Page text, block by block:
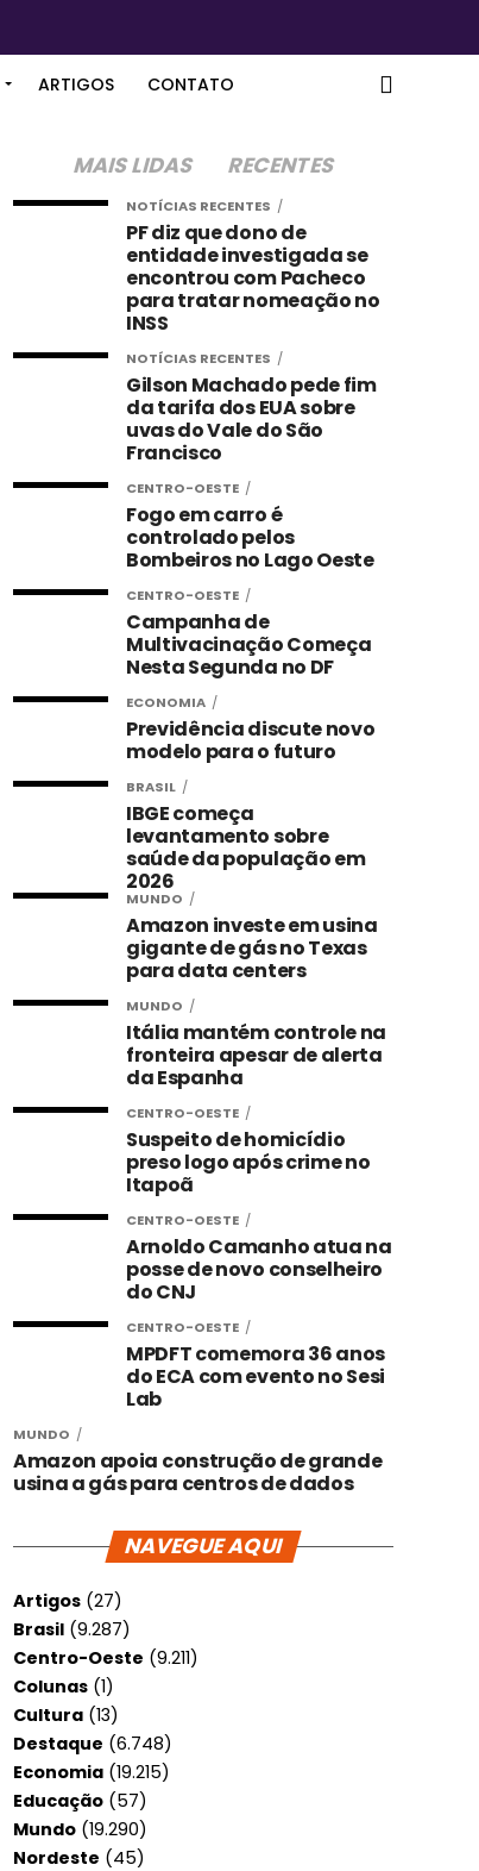
ARTIGOS CONTATO
MAIS LIDAS RECENTES
NOTÍCIAS RECENTES
PF diz que dono de
entidade investigada se
encontrou com Pacheco
para tratar nomeação no
INSS
NOTÍCIAS RECENTES
Gilson Machado pede fim
da tarifa dos EUA sobre
uvas do Vale do São
Francisco
CENTRO-OESTE
Fogo em carro é
controlado pelos
Bombeiros no Lago Oeste
CENTRO-OESTE
Campanha de
Multivacinação Começa
Nesta Segunda no DF
ECONOMIA
Previdência discute novo
modelo para o futuro
BRASIL
IBGE começa
levantamento sobre
saúde da população em
2026
MUNDO
Amazon investe em usina
gigante de gás no Texas
para data centers
MUNDO
Itália mantém controle na
fronteira apesar de alerta
da Espanha
CENTRO-OESTE
Suspeito de homicídio
preso logo após crime no
Itapoã
CENTRO-OESTE
Arnoldo Camanho atua na
posse de novo conselheiro
do CNJ
CENTRO-OESTE
MPDFT comemora 36 anos
do ECA com evento no Sesi
Lab
MUNDO
Amazon apoia construção de grande
usina a gás para centros de dados
NAVEGUE AQUI
Artigos (27)
Brasil (9.287)
Centro-Oeste (9.211)
Colunas (1)
Cultura (13)
Destaque (6.748)
Economia (19.215)
Educação (57)
Mundo (19.290)
Nordeste (45)